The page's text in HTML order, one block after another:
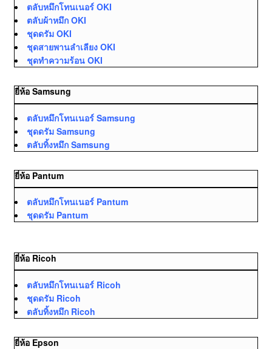
ตลับหมึกโทนเนอร์ OKI
ตลับผ้าหมึก OKI
ชุดดรัม OKI
ชุดสายพานลำเลียง OKI
ชุดทำความร้อน OKI
ยี่ห้อ Samsung
ตลับหมึกโทนเนอร์ Samsung
ชุดดรัม Samsung
ตลับทิ้งหมึก Samsung
ยี่ห้อ Pantum
ตลับหมึกโทนเนอร์ Pantum
ชุดดรัม Pantum
ยี่ห้อ Ricoh
ตลับหมึกโทนเนอร์ Ricoh
ชุดดรัม Ricoh
ตลับทิ้งหมึก Ricoh
ยี่ห้อ Epson